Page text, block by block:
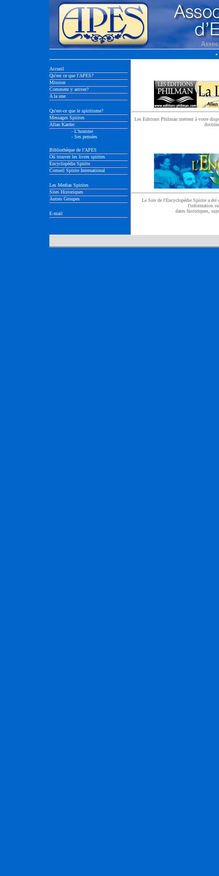
Accueil
Qu'est ce que l'APES?
Mission
Comment y arriver?
A la une
Qu'est-ce que le spiritisme?
Messages Spirites
Allan Kardec
- L'homme
- Ses pensées
Bibliothèque de l'APES
Où trouver les livres spirites
Encyclopédie Spirite
Conseil Spirite International
Les Medias Spirites
Sites Historiques
Autres Groupes
E-mail
Les Editions Philman mettent à votre
Le Site de l'Encyclopédie Spirite a été
l'information
dates historiques,